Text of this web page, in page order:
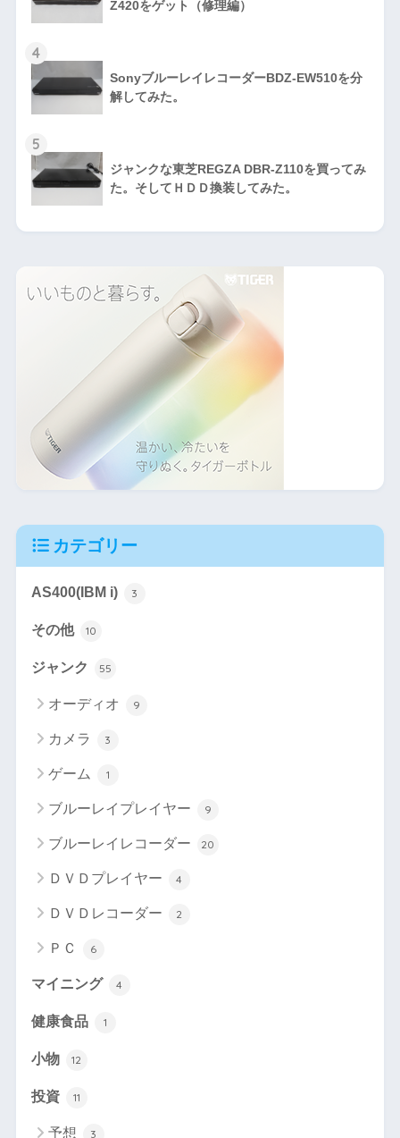
Z420をゲット（修理編）
4
SonyブルーレイレコーダーBDZ-EW510を分
解してみた。
5
ジャンクな東芝REGZA DBR-Z110を買ってみ
た。そしてＨＤＤ換装してみた。
カテゴリー
AS400(IBM i) 3
その他 10
ジャンク 55
オーディオ 9
カメラ 3
ゲーム 1
ブルーレイプレイヤー 9
ブルーレイレコーダー 20
ＤＶＤプレイヤー 4
ＤＶＤレコーダー 2
ＰＣ 6
マイニング 4
健康食品 1
小物 12
投資 11
予想 3